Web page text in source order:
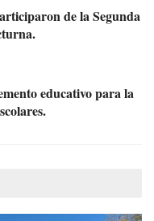
de la Segunda
educativo para la